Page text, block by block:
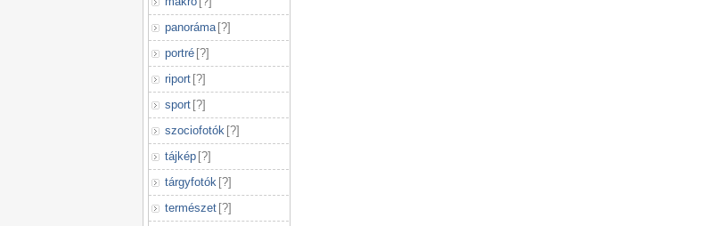
panoráma [?]
portré [?]
riport [?]
sport [?]
szociofotók [?]
tájkép [?]
tárgyfotók [?]
természet [?]